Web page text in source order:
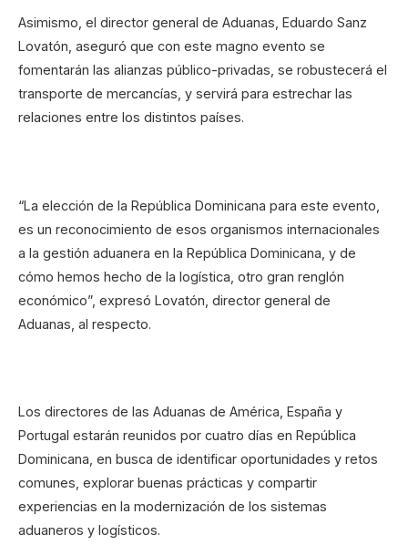
Asimismo, el director general de Aduanas, Eduardo Sanz
Lovatón, aseguró que con este magno evento se
fomentarán las alianzas público-privadas, se robustecerá el
transporte de mercancías, y servirá para estrechar las
relaciones entre los distintos países.
“La elección de la República Dominicana para este evento,
es un reconocimiento de esos organismos internacionales
a la gestión aduanera en la República Dominicana, y de
cómo hemos hecho de la logística, otro gran renglón
económico”, expresó Lovatón, director general de
Aduanas, al respecto.
Los directores de las Aduanas de América, España y
Portugal estarán reunidos por cuatro días en República
Dominicana, en busca de identificar oportunidades y retos
comunes, explorar buenas prácticas y compartir
experiencias en la modernización de los sistemas
aduaneros y logísticos.